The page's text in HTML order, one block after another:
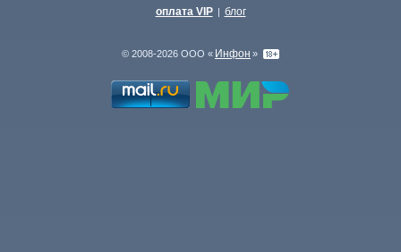
оплата VIP | блог
© 2008-2026 ООО « Инфон »